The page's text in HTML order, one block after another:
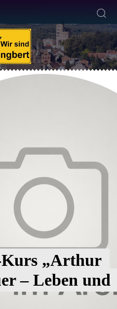
Kurs „Arthur
– Leben und